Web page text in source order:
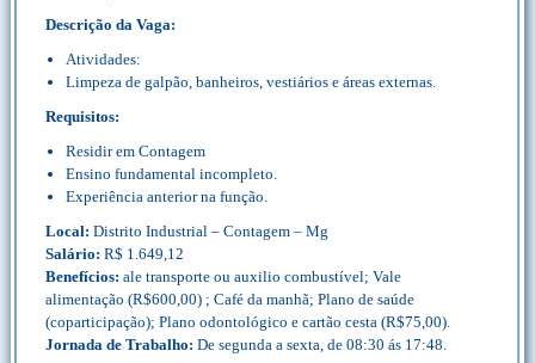
Descrição da Vaga:
Atividades:
Limpeza de galpão, banheiros, vestiários e áreas externas.
Requisitos:
Residir em Contagem
Ensino fundamental incompleto.
Experiência anterior na função.
Local: Distrito Industrial – Contagem – Mg
Salário: R$ 1.649,12
Benefícios: ale transporte ou auxilio combustível; Vale
alimentação (R$600,00) ; Café da manhã; Plano de saúde
(coparticipação); Plano odontológico e cartão cesta (R$75,00).
Jornada de Trabalho: De segunda a sexta, de 08:30 ás 17:48.